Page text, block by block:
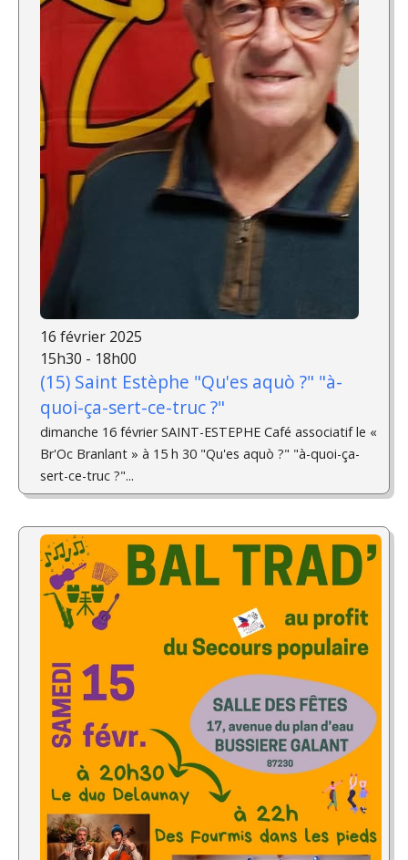
16 février 2025
15h30 - 18h00
(15) Saint Estèphe "Qu'es aquò ?" "à-
quoi-ça-sert-ce-truc ?"
dimanche 16 février SAINT-ESTEPHE Café associatif le «
Br'Oc Branlant » à 15 h 30 "Qu'es aquò ?" "à-quoi-ça-
sert-ce-truc ?"...